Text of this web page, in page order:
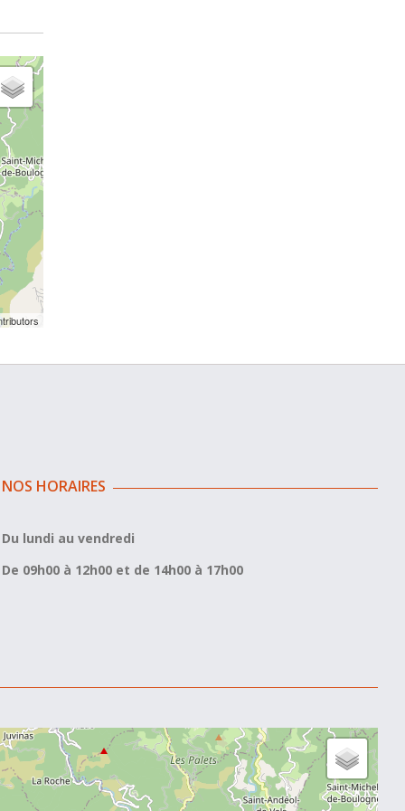
NOS HORAIRES
Du lundi au vendredi
De 09h00 à 12h00 et de 14h00 à 17h00